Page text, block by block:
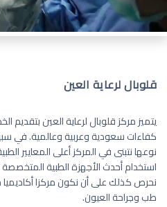
قلوبال لرعاية العين
يتميز مركز قلوبال لرعاية العين بتقديم
كفاءات سعودية وعربية وعالمية. في
نوعها نتبنى في المركز أعلى المعايير
استخدام أحدث الأجهزة الطبية
نحرص كذلك على أن نكون مركزا
طب وجراحة العيون.